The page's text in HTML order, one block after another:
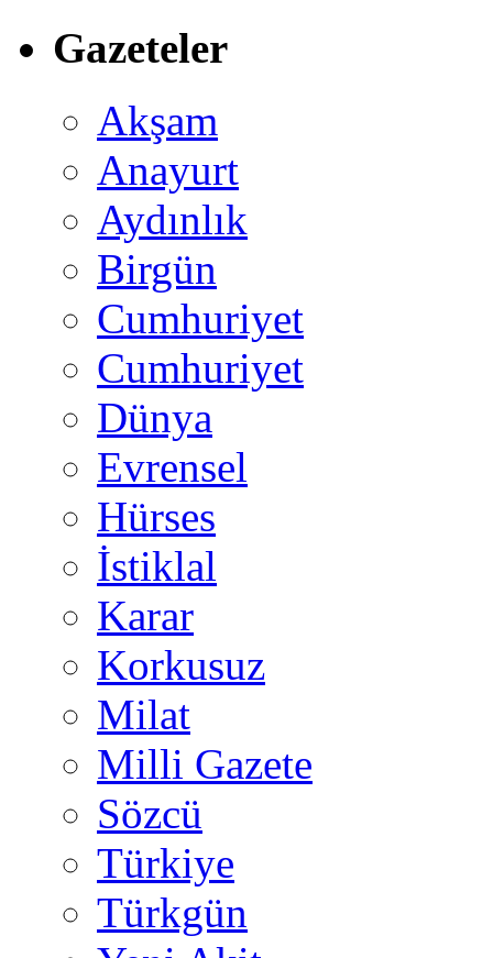
Gazeteler
Akşam
Anayurt
Aydınlık
Birgün
Cumhuriyet
Cumhuriyet
Dünya
Evrensel
Hürses
İstiklal
Karar
Korkusuz
Milat
Milli Gazete
Sözcü
Türkiye
Türkgün